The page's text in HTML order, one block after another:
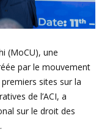
(MoCU), une
par le mouvement
sites sur la
de l’ACI, a
sur le droit des